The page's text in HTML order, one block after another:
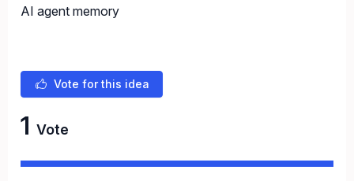
AI agent memory
Vote for this idea
1 Vote